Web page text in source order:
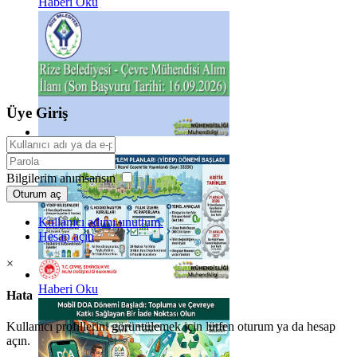
Haberi Oku
Haberi Oku
Üye Giriş
Bilgilerim anımsansın
Oturum aç
Kullanıcı adımı unuttum.
Hesap açın
×
Hata
Kullanıcı profillerini görüntülemek için lütfen oturum ya da hesap
açın.